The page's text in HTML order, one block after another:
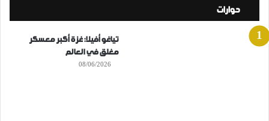
حوارات
تياغو أفيلا: غزة أكبر معسكر
مغلق في العالم
08/06/2026